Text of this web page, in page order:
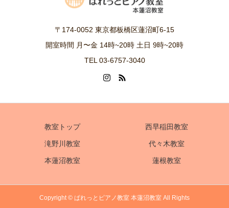
〒174-0052 東京都板橋区蓮沼町6-15
開室時間 月〜金 14時~20時 土日 9時~20時
TEL 03-6757-3040
教室トップ 西早稲田教室
滝野川教室 代々木教室
本蓮沼教室 蓮根教室
Copyright © ぱれっとピアノ教室 本蓮沼教室 All Rights